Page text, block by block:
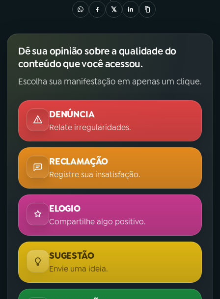
FESTIVAL DE MÚSICA
YouTube Facebook
Instagram X
TikTok
Dê sua opinião sobre a qualidade do
conteúdo que você acessou.
Escolha sua manifestação em apenas um clique.
DENÚNCIA
Relate irregularidades.
RECLAMAÇÃO
Registre sua insatisfação.
ELOGIO
Compartilhe algo positivo.
SUGESTÃO
Envie uma ideia.